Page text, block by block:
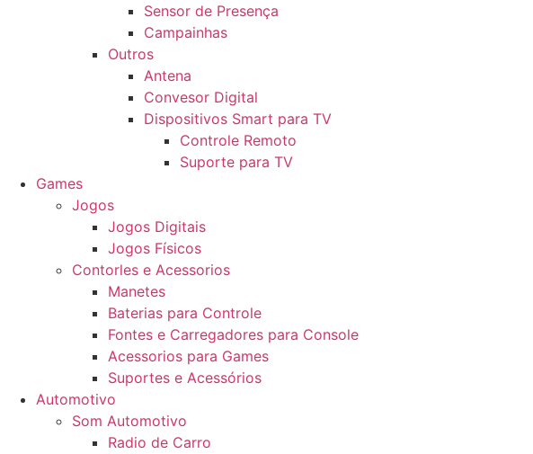
Sensor de Presença
Campainhas
Outros
Antena
Convesor Digital
Dispositivos Smart para TV
Controle Remoto
Suporte para TV
Games
Jogos
Jogos Digitais
Jogos Físicos
Contorles e Acessorios
Manetes
Baterias para Controle
Fontes e Carregadores para Console
Acessorios para Games
Suportes e Acessórios
Automotivo
Som Automotivo
Radio de Carro